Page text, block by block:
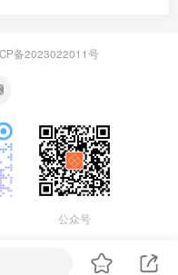
备2023022011号
公众号